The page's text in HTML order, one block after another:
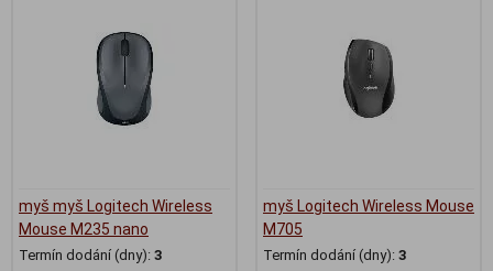
myš myš Logitech Wireless
Mouse M235 nano
Termín dodání (dny): 3
myš Logitech Wireless Mouse
M705
Termín dodání (dny): 3